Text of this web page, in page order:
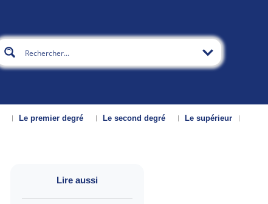
Le premier degré Le second degré
Le supérieur
Lire aussi